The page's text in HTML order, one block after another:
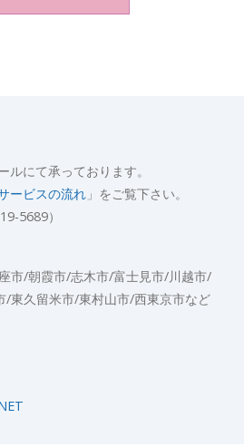
ルにて承っております。
ービスの流れ 」をご覧下さい。
5689）
市/朝霞市/志木市/富士見市/川越市/
/東久留米市/東村山市/西東京市など